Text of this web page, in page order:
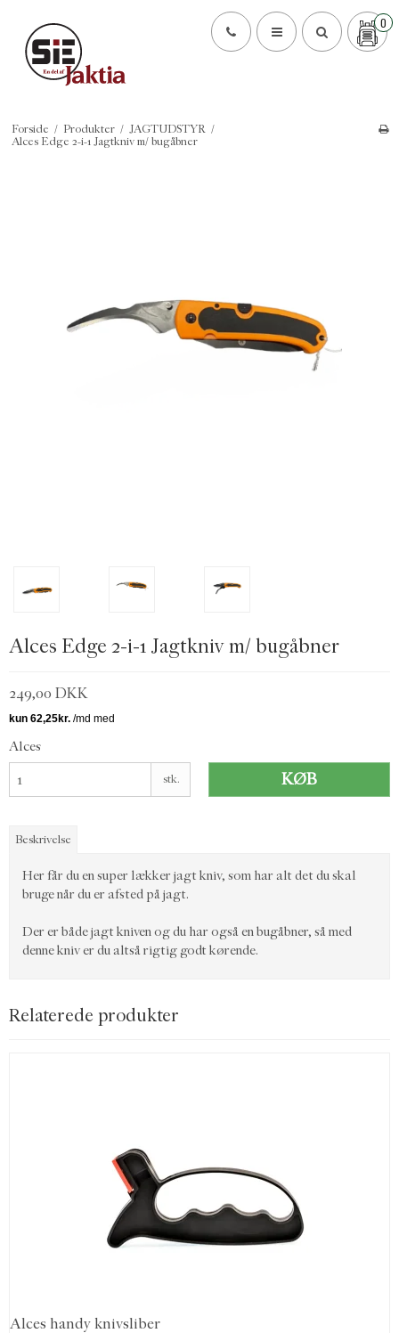
0
Forside / Produkter / JAGTUDSTYR /
Alces Edge 2-i-1 Jagtkniv m/ bugåbner
Alces Edge 2-i-1 Jagtkniv m/ bugåbner
249,00 DKK
Alces
stk. KØB
Beskrivelse
Her får du en super lækker jagt kniv, som har alt det du skal
bruge når du er afsted på jagt.
Der er både jagt kniven og du har også en bugåbner, så med
denne kniv er du altså rigtig godt kørende.
Relaterede produkter
Alces handy knivsliber